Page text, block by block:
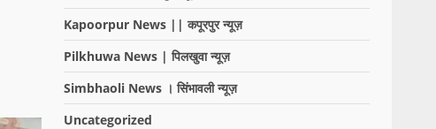
Kapoorpur News || कपूरपुर न्यूज़
Pilkhuwa News | पिलखुवा न्यूज़
Simbhaoli News । सिंभावली न्यूज़
Uncategorized